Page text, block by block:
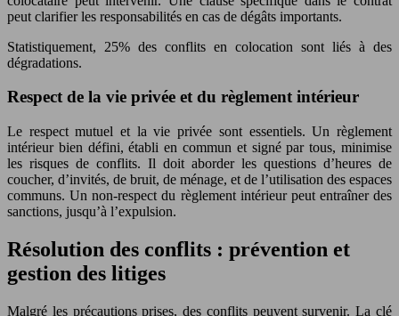
peut clarifier les responsabilités en cas de dégâts importants.
Statistiquement, 25% des conflits en colocation sont liés à des
dégradations.
Respect de la vie privée et du règlement intérieur
Le respect mutuel et la vie privée sont essentiels. Un règlement
intérieur bien défini, établi en commun et signé par tous, minimise
les risques de conflits. Il doit aborder les questions d’heures de
coucher, d’invités, de bruit, de ménage, et de l’utilisation des espaces
communs. Un non-respect du règlement intérieur peut entraîner des
sanctions, jusqu’à l’expulsion.
Résolution des conflits : prévention et
gestion des litiges
Malgré les précautions prises, des conflits peuvent survenir. La clé